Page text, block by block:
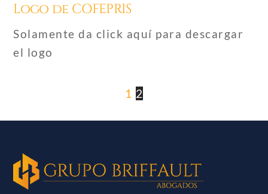
Logo de COFEPRIS
Solamente da click aquí para descargar
el logo
1 2